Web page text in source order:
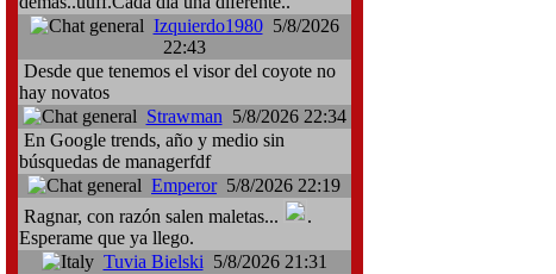
Izquierdo19805/8/2026
22:43
Desde que tenemos el visor del coyote no
hay novatos
Strawman 5/8/2026 22:34
En Google trends, año y medio sin
búsquedas de managerfdf
Emperor5/8/2026 22:19
Ragnar, con razón salen maletas...
.
Esperame que ya llego.
Tuvia Bielski 5/8/2026 21:31